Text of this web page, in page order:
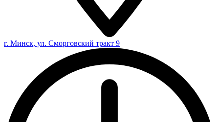
г. Минск, ул. Сморговский тракт 9